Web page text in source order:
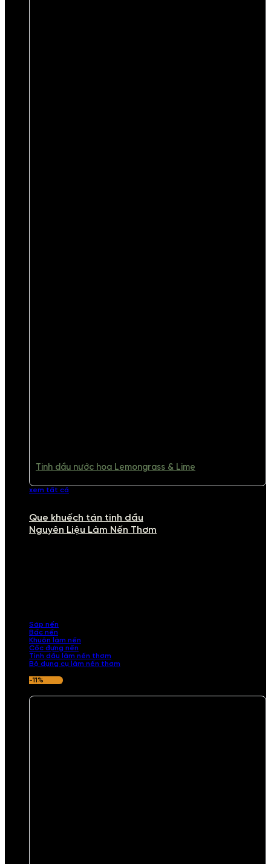
Tinh dầu nước hoa Lemongrass & Lime
xem tất cả
Que khuếch tán tinh dầu
Nguyên Liệu Làm Nến Thơm
Sáp nến
Bấc nến
Khuôn làm nến
Cốc đựng nến
Tinh dầu làm nến thơm
Bộ dụng cụ làm nến thơm
-11%